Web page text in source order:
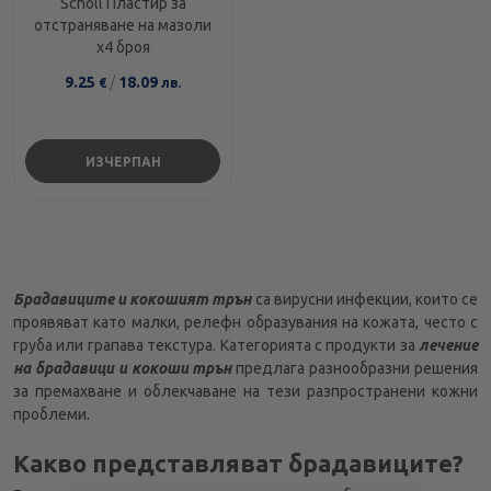
Scholl Пластир за
отстраняване на мазоли
х4 броя
9.25 € / 18.09 лв.
ИЗЧЕРПАН
Брадавиците и кокошият трънса вирусни инфекции, които се
проявяват като малки, релефн образувания на кожата, често с
груба или грапава текстура. Категорията с продукти за лечение
на брадавици и кокоши трънпредлага разнообразни решения
за премахване и облекчаване на тези разпространени кожни
проблеми.
Какво представляват брадавиците?